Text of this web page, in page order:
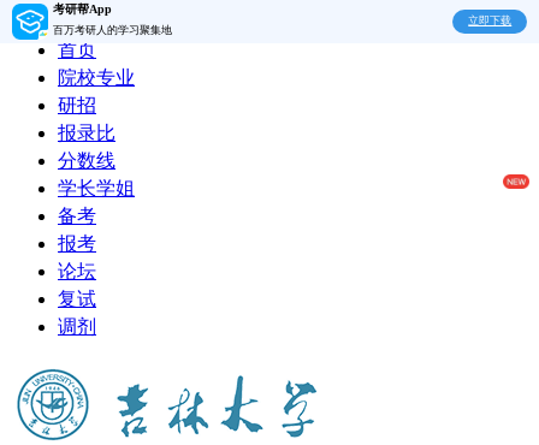
考研帮App
百万考研人的学习聚集地
立即下载
首页
院校专业
研招
报录比
分数线
学长学姐
备考
报考
论坛
复试
调剂